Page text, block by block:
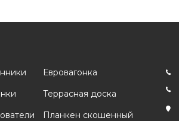
Евровагонка
Террасная доска
Планкен скошенный